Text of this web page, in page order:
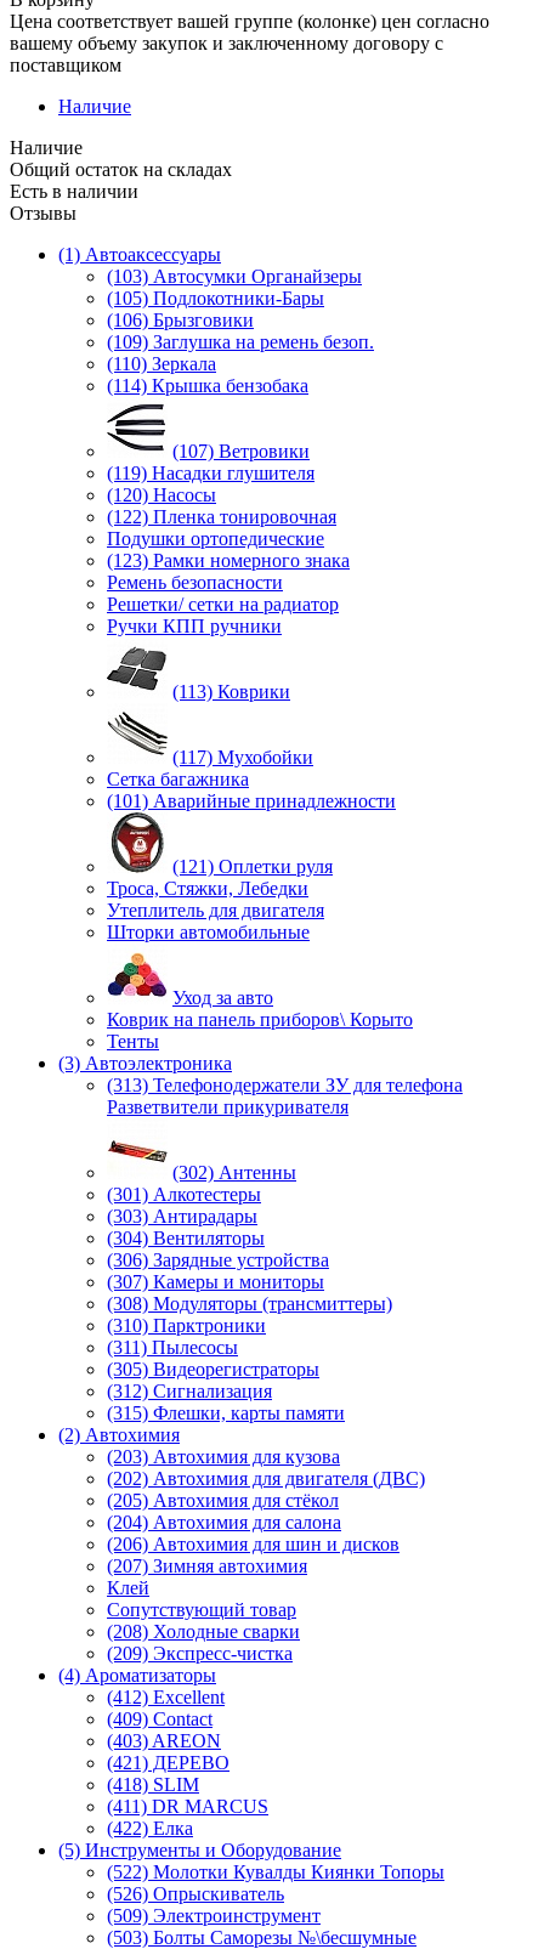
Цена соответствует вашей группе (колонке) цен согласно
вашему объему закупок и заключенному договору с
поставщиком
Наличие
Наличие
Общий остаток на складах
Есть в наличии
Отзывы
(1) Автоаксессуары
(103) Автосумки Органайзеры
(105) Подлокотники-Бары
(106) Брызговики
(109) Заглушка на ремень безоп.
(110) Зеркала
(114) Крышка бензобака
(107) Ветровики
(119) Насадки глушителя
(120) Насосы
(122) Пленка тонировочная
Подушки ортопедические
(123) Рамки номерного знака
Ремень безопасности
Решетки/ сетки на радиатор
Ручки КПП ручники
(113) Коврики
(117) Мухобойки
Сетка багажника
(101) Аварийные принадлежности
(121) Оплетки руля
Троса, Стяжки, Лебедки
Утеплитель для двигателя
Шторки автомобильные
Уход за авто
Коврик на панель приборов\ Корыто
Тенты
(3) Автоэлектроника
(313) Телефонодержатели ЗУ для телефона
Разветвители прикуривателя
(302) Антенны
(301) Алкотестеры
(303) Антирадары
(304) Вентиляторы
(306) Зарядные устройства
(307) Камеры и мониторы
(308) Модуляторы (трансмиттеры)
(310) Парктроники
(311) Пылесосы
(305) Видеорегистраторы
(312) Сигнализация
(315) Флешки, карты памяти
(2) Автохимия
(203) Автохимия для кузова
(202) Автохимия для двигателя (ДВС)
(205) Автохимия для стёкол
(204) Автохимия для салона
(206) Автохимия для шин и дисков
(207) Зимняя автохимия
Клей
Сопутствующий товар
(208) Холодные сварки
(209) Экспреcс-чистка
(4) Ароматизаторы
(412) Excellent
(409) Contact
(403) AREON
(421) ДЕРЕВО
(418) SLIM
(411) DR MARCUS
(422) Елка
(5) Инструменты и Оборудование
(522) Молотки Кувалды Киянки Топоры
(526) Опрыскиватель
(509) Электроинструмент
(503) Болты Саморезы №\бесшумные